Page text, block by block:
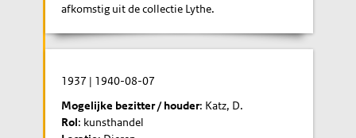
afkomstig uit de collectie Lythe.
1937 | 1940-08-07
Mogelijke bezitter / houder: Katz, D.
Rol: kunsthandel